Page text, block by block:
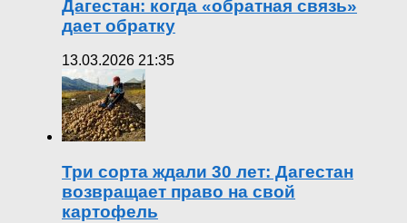
Дагестан: когда «обратная связь»
дает обратку
13.03.2026 21:35
Три сорта ждали 30 лет: Дагестан
возвращает право на свой
картофель